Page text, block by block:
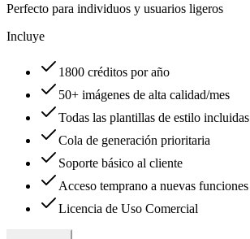
Perfecto para individuos y usuarios ligeros
Incluye
1800 créditos por año
50+ imágenes de alta calidad/mes
Todas las plantillas de estilo incluidas
Cola de generación prioritaria
Soporte básico al cliente
Acceso temprano a nuevas funciones
Licencia de Uso Comercial